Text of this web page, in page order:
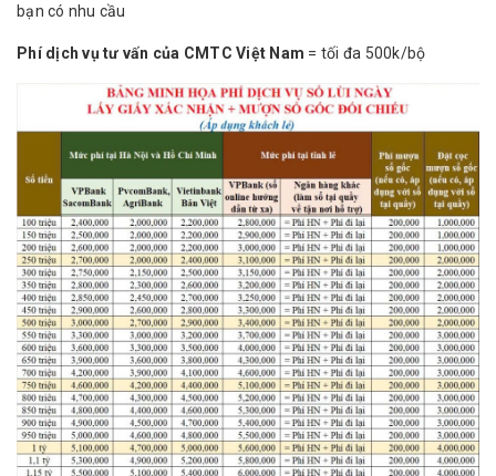
bạn có nhu cầu
Phí dịch vụ tư vấn của CMTC Việt Nam = tối đa 500k/bộ